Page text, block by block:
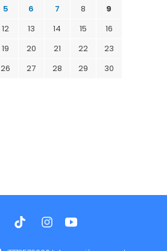
5 6 7 8
9
12 13 14 15
16
19 20 21 22
23
26 27 28 29
30